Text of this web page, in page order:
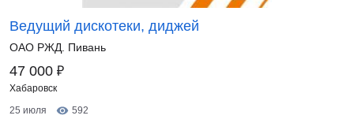
Ведущий дискотеки, диджей
ОАО РЖД. Пивань
47 000 ₽
Хабаровск
25 июля
592